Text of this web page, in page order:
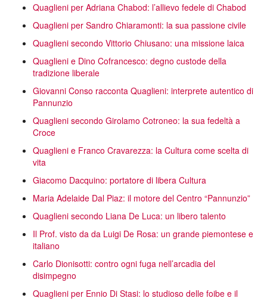
Quaglieni per Adriana Chabod: l’allievo fedele di Chabod
Quaglieni per Sandro Chiaramonti: la sua passione civile
Quaglieni secondo Vittorio Chiusano: una missione laica
Quaglieni e Dino Cofrancesco: degno custode della
tradizione liberale
Giovanni Conso racconta Quaglieni: interprete autentico di
Pannunzio
Quaglieni secondo Girolamo Cotroneo: la sua fedeltà a
Croce
Quaglieni e Franco Cravarezza: la Cultura come scelta di
vita
Giacomo Dacquino: portatore di libera Cultura
Maria Adelaide Dal Piaz: il motore del Centro “Pannunzio”
Quaglieni secondo Liana De Luca: un libero talento
Il Prof. visto da da Luigi De Rosa: un grande piemontese e
italiano
Carlo Dionisotti: contro ogni fuga nell’arcadia del
disimpegno
Quaglieni per Ennio Di Stasi: lo studioso delle foibe e il